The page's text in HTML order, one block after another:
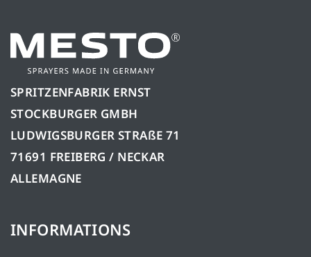
SPRITZENFABRIK ERNST
STOCKBURGER GMBH
LUDWIGSBURGER STRAßE 71
71691 FREIBERG / NECKAR
ALLEMAGNE
INFORMATIONS